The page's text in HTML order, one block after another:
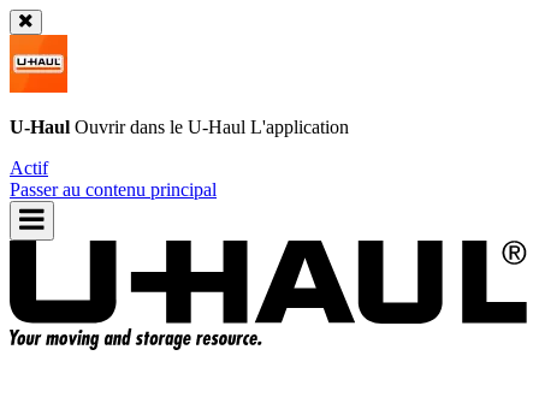
U-Haul Ouvrir dans le U-Haul L'application
Actif
Passer au contenu principal